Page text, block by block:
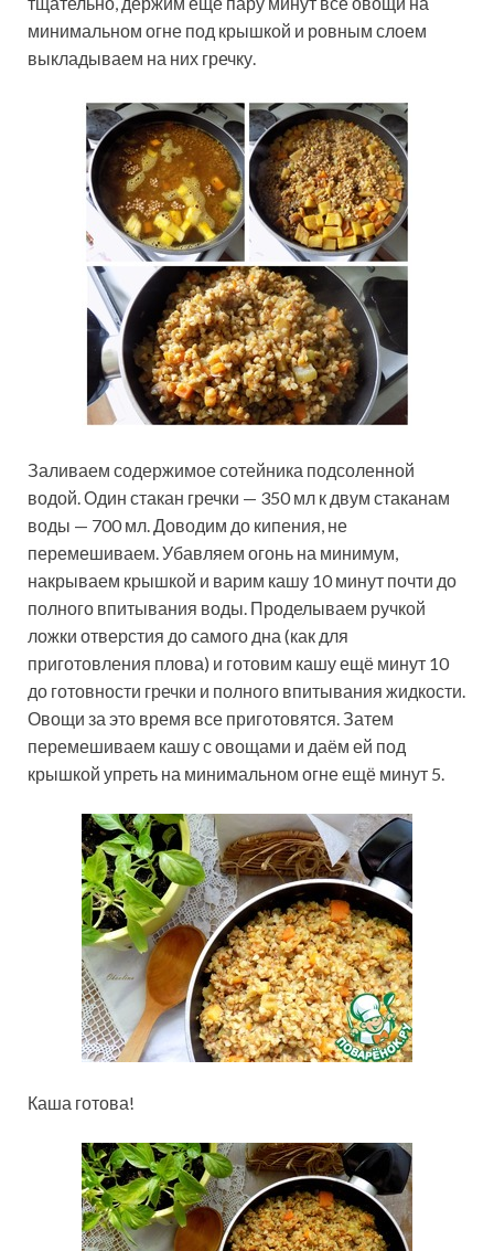
минимальном огне под крышкой и ровным слоем
выкладываем на них гречку.
Заливаем содержимое сотейника подсоленной
водой. Один стакан гречки — 350 мл к двум стаканам
воды — 700 мл. Доводим до кипения, не
перемешиваем. Убавляем огонь на минимум,
накрываем крышкой и варим кашу 10 минут почти до
полного впитывания воды. Проделываем ручкой
ложки отверстия до самого дна (как для
приготовления плова) и готовим кашу ещё минут 10
до готовности гречки и полного впитывания жидкости.
Овощи за это время все приготовятся. Затем
перемешиваем кашу с овощами и даём ей под
крышкой упреть на минимальном огне ещё минут 5.
Каша готова!